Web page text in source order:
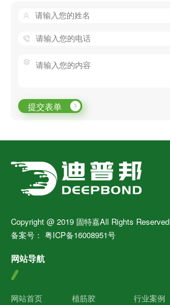
提交表单
Copyright @ 2019 固特嘉All Rights Reserved
备案号： 粤ICP备16008951号
网站导航
网站首页
植筋胶
行业案例